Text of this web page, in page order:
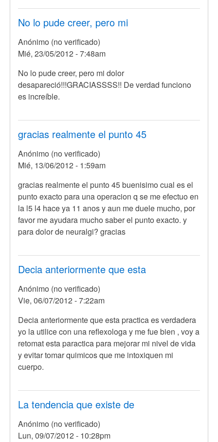
si
será
de
por
(no
verificado)
No lo pude creer, pero mi
Anónimo (no verificado)
Mié, 23/05/2012 - 7:48am
No lo pude creer, pero mi dolor
desapareció!!!GRACIASSSS!! De verdad funciono
es increíble.
gracias realmente el punto 45
Anónimo (no verificado)
Mié, 13/06/2012 - 1:59am
gracias realmente el punto 45 buenisimo cual es el
punto exacto para una operacion q se me efectuo en
la l5 l4 hace ya 11 anos y aun me duele mucho, por
favor me ayudara mucho saber el punto exacto. y
para dolor de neuralgi? gracias
Decia anteriormente que esta
Anónimo (no verificado)
Vie, 06/07/2012 - 7:22am
Decia anteriormente que esta practica es verdadera
yo la utilice con una reflexologa y me fue bien , voy a
retomat esta paractica para mejorar mi nivel de vida
y evitar tomar quimicos que me intoxiquen mi
cuerpo.
La tendencia que existe de
Anónimo (no verificado)
Lun, 09/07/2012 - 10:28pm